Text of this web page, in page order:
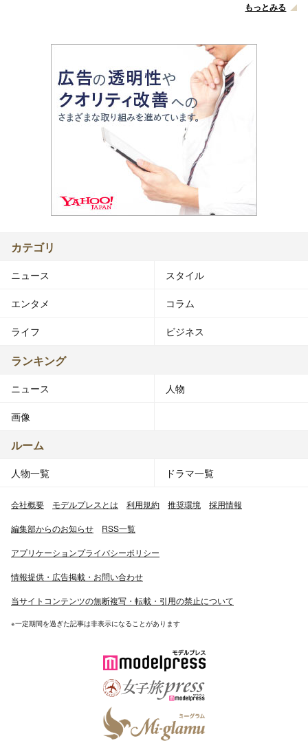
もっとみる
カテゴリ
ニュース スタイル
エンタメ コラム
ライフ ビジネス
ランキング
ニュース 人物
画像
ルーム
人物一覧 ドラマ一覧
会社概要 モデルプレスとは 利用規約 推奨環境 採用情報
編集部からのお知らせ RSS一覧
アプリケーションプライバシーポリシー
情報提供・広告掲載・お問い合わせ
当サイトコンテンツの無断複写・転載・引用の禁止について
※一定期間を過ぎた記事は非表示になることがあります